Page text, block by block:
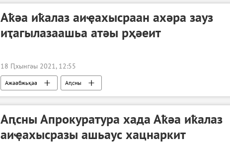
Аҟәа иҟалаз аиҿахысраан ахәра зауз
иҭагылазаашьа атәы рҳәеит
18 Ԥхынгәы 2021, 12:55
Ажәабжьқәа Аԥсны
Аԥсны Апрокуратура хада Аҟәа иҟалаз
аиҿахысразы ашьаус хацнаркит